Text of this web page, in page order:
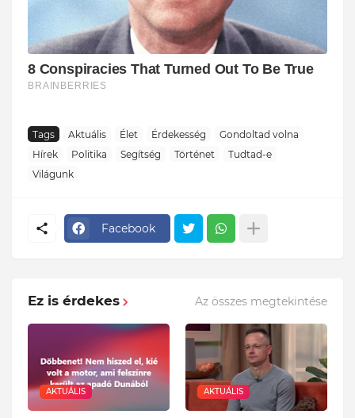
Tags Aktuális Élet Érdekesség
Gondoltad volna
Hírek
Politika Segítség Történet
Tudtad-e
Világunk
Facebook
Ez is érdekes Az összes megtekintése
AKTUÁLIS AKTUÁLIS